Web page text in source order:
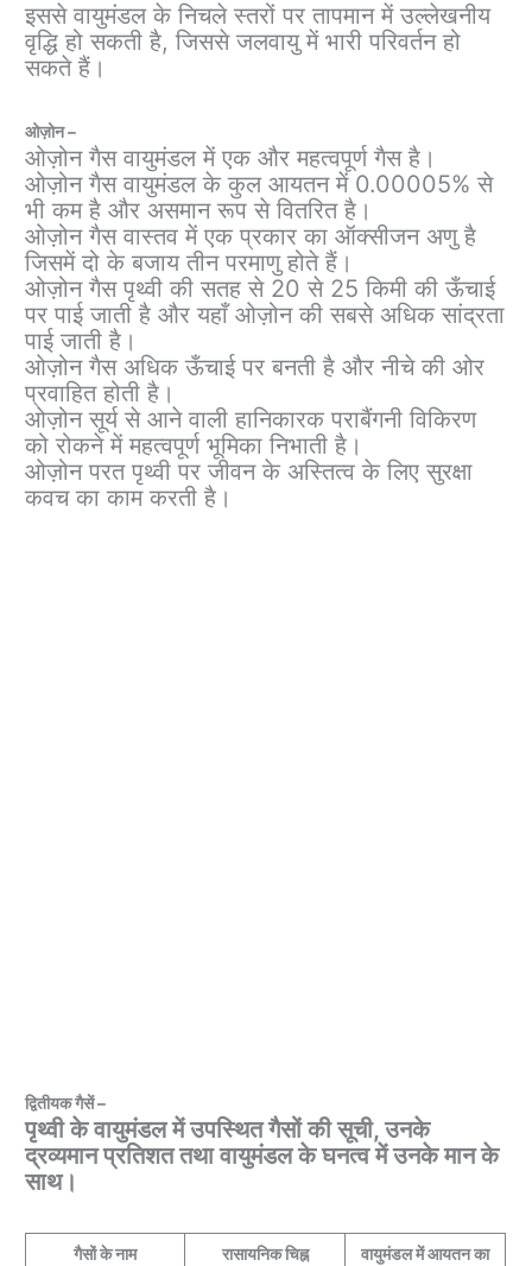
इससे वायुमंडल के निचले स्तरों पर तापमान में उल्लेखनीय
वृद्धि हो सकती है, जिससे जलवायु में भारी परिवर्तन हो
सकते हैं।
ओज़ोन –
ओज़ोन गैस वायुमंडल में एक और महत्वपूर्ण गैस है।
ओज़ोन गैस वायुमंडल के कुल आयतन में 0.00005% से
भी कम है और असमान रूप से वितरित है।
ओज़ोन गैस वास्तव में एक प्रकार का ऑक्सीजन अणु है
जिसमें दो के बजाय तीन परमाणु होते हैं।
ओज़ोन गैस पृथ्वी की सतह से 20 से 25 किमी की ऊँचाई
पर पाई जाती है और यहाँ ओज़ोन की सबसे अधिक सांद्रता
पाई जाती है।
ओज़ोन गैस अधिक ऊँचाई पर बनती है और नीचे की ओर
प्रवाहित होती है।
ओज़ोन सूर्य से आने वाली हानिकारक पराबैंगनी विकिरण
को रोकने में महत्वपूर्ण भूमिका निभाती है।
ओज़ोन परत पृथ्वी पर जीवन के अस्तित्व के लिए सुरक्षा
कवच का काम करती है।
द्वितीयक गैसें –
पृथ्वी के वायुमंडल में उपस्थित गैसों की सूची, उनके
द्रव्यमान प्रतिशत तथा वायुमंडल के घनत्व में उनके मान के
साथ।
गैसों के नाम रासायनिक चिह्न
वायुमंडल में आयतन का